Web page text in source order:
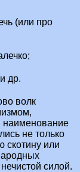
(или про
др.
волк
наименование
не только
скотину или
силой.